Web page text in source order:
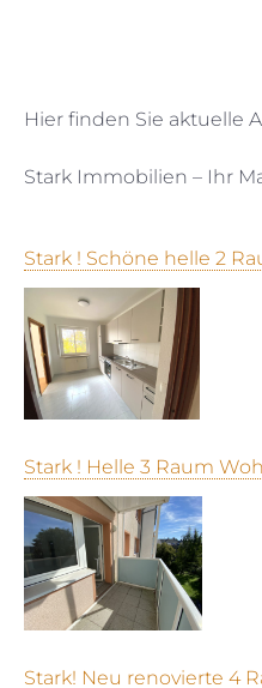
Hier finden Sie aktuelle
Stark Immobilien – Ihr
Stark ! Schöne helle 2
Stark ! Helle 3 Raum
Stark! Neu renovierte 4